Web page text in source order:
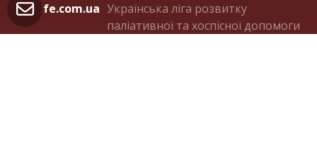
ligalife.com.ua Українська ліга розвитку
паліативної та хоспісної допомоги